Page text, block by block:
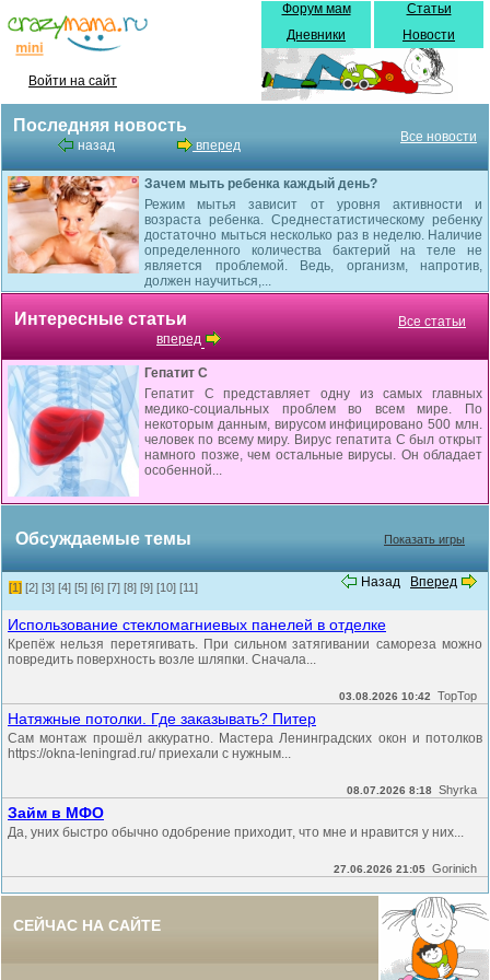
Войти на сайт
Форум мам
Дневники
Статьи
Новости
Последняя новость
назад вперед
Все новости
Зачем мыть ребенка каждый день?
Режим мытья зависит от уровня активности и
возраста ребенка. Среднестатистическому ребенку
достаточно мыться несколько раз в неделю. Наличие
определенного количества бактерий на теле не
является проблемой. Ведь, организм, напротив,
должен научиться,...
Интересные статьи
вперед
Все статьи
Гепатит С
Гепатит С представляет одну из самых главных
медико-социальных проблем во всем мире. По
некоторым данным, вирусом инфицировано 500 млн.
человек по всему миру. Вирус гепатита С был открыт
намного позже, чем остальные вирусы. Он обладает
особенной...
Обсуждаемые темы Показать игры
Назад Вперед
[1] [2] [3] [4] [5] [6] [7] [8] [9] [10] [11]
Использование стекломагниевых панелей в отделке
Крепёж нельзя перетягивать. При сильном затягивании самореза можно
повредить поверхность возле шляпки. Сначала...
03.08.2026 10:42 TopTop
Натяжные потолки. Где заказывать? Питер
Сам монтаж прошёл аккуратно. Мастера Ленинградских окон и потолков
https://okna-leningrad.ru/ приехали с нужным...
08.07.2026 8:18 Shyrka
Займ в МФО
Да, уних быстро обычно одобрение приходит, что мне и нравится у них...
27.06.2026 21:05 Gorinich
СЕЙЧАС НА САЙТЕ